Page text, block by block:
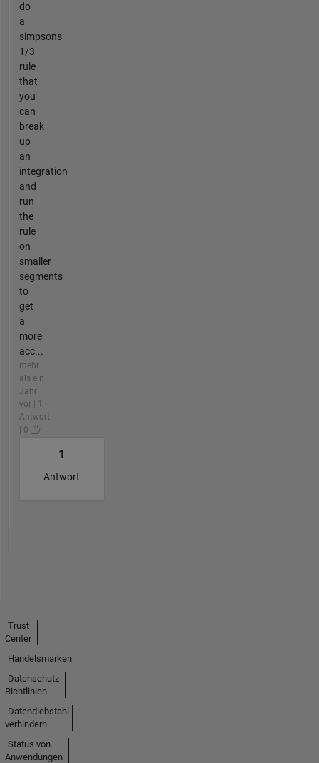
do
a
simpsons
1/3
rule
that
you
can
break
up
an
integration
and
run
the
rule
on
smaller
segments
to
get
a
more
acc...
mehr
als ein
Jahr
vor | 1
Antwort
| 0
1
Antwort
Trust
Center
Handelsmarken
Datenschutz-
Richtlinien
Datendiebstahl
verhindern
Status von
Anwendungen